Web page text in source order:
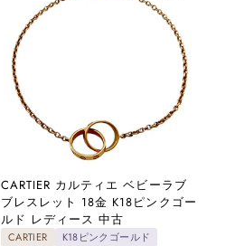
CARTIER カルティエ ベビーラブ
ブレスレット 18金 K18ピンクゴー
ルド レディース 中古
CARTIER
K18ピンクゴールド